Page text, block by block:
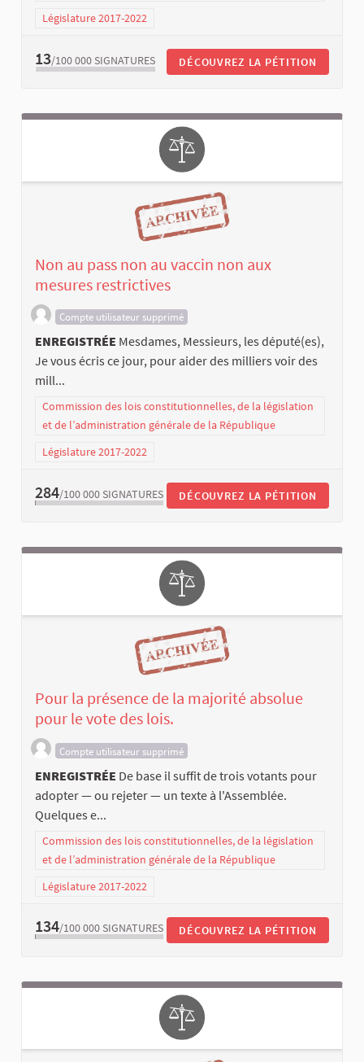
Législature 2017-2022
13/100 000 SIGNATURES DÉCOUVREZ LA PÉTITION
Non au pass non au vaccin non aux
mesures restrictives
Compte utilisateur supprimé
ENREGISTRÉE Mesdames, Messieurs, les député(es),
Je vous écris ce jour, pour aider des milliers voir des
mill...
Commission des lois constitutionnelles, de la législation
et de l’administration générale de la République
Législature 2017-2022
284/100 000 SIGNATURES DÉCOUVREZ LA PÉTITION
Pour la présence de la majorité absolue
pour le vote des lois.
Compte utilisateur supprimé
ENREGISTRÉE De base il suffit de trois votants pour
adopter — ou rejeter — un texte à l'Assemblée.
Quelques e...
Commission des lois constitutionnelles, de la législation
et de l’administration générale de la République
Législature 2017-2022
134/100 000 SIGNATURES DÉCOUVREZ LA PÉTITION